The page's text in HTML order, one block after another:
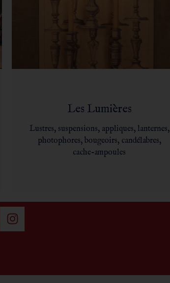
Les Lumières
Lustres, suspensions, appliques, lanternes,
photophores, bougeoirs, candélabres,
cache-ampoules